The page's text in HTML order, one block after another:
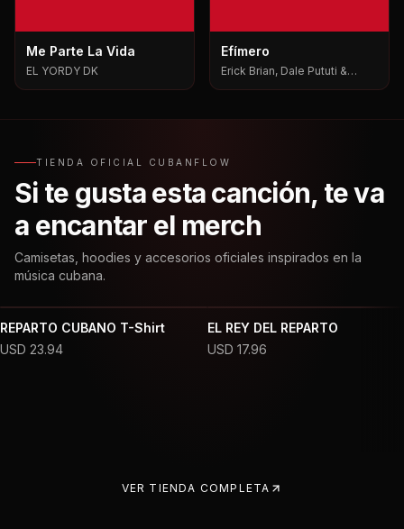
Me Parte La Vida
EL YORDY DK
Efímero
Erick Brian, Dale Pututi &
TIENDA OFICIAL CUBANFLOW
Si te gusta esta canción, te va
a encantar el merch
Camisetas, hoodies y accesorios oficiales inspirados en la
música cubana.
REPARTO CUBANO T-Shirt
USD 23.94
EL REY DEL REPARTO
USD 17.96
VER TIENDA COMPLETA